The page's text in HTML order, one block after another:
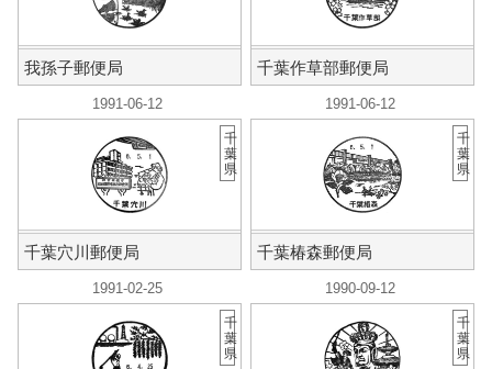
我孫子郵便局 千葉作草部郵便局
1991-06-12
千葉穴川郵便局
千
葉
県
1991-06-12
千葉椿森郵便局
千
葉
県
1991-02-25
千
葉
県
1990-09-12
千
葉
県